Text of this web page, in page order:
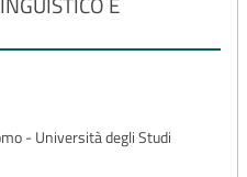
- Università degli Studi